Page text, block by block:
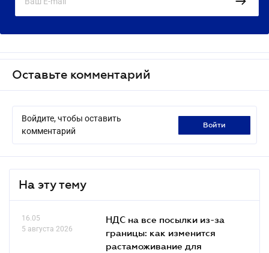
Оставьте комментарий
Войдите, чтобы оставить
комментарий
войти
На эту тему
16.05
5 августа 2026
НДС на все посылки из-за
границы: как изменится
растаможивание для